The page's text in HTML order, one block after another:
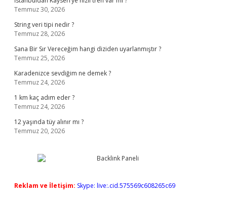
Temmuz 30, 2026
String veri tipi nedir ?
Temmuz 28, 2026
Sana Bir Sır Vereceğim hangi diziden uyarlanmıştır ?
Temmuz 25, 2026
Karadenizce sevdiğim ne demek ?
Temmuz 24, 2026
1 km kaç adım eder ?
Temmuz 24, 2026
12 yaşında tüy alınır mı ?
Temmuz 20, 2026
Reklam ve İletişim: Skype: live:.cid.575569c608265c69